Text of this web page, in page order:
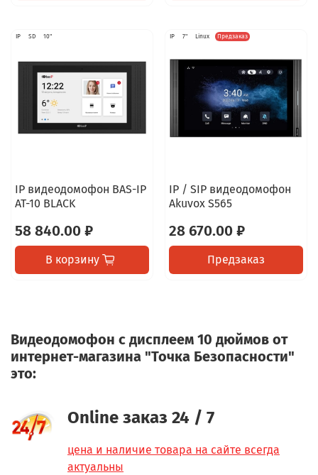
IP SD 10"
IP видеодомофон BAS-IP
AT-10 BLACK
58 840.00 ₽
В корзину
IP 7" Linux Предзаказ
IP / SIP видеодомофон
Akuvox S565
28 670.00 ₽
Предзаказ
Видеодомофон с дисплеем 10 дюймов от
интернет-магазина "Точка Безопасности"
это:
Online заказ 24 / 7
цена и наличие товара на сайте всегда
актуальны